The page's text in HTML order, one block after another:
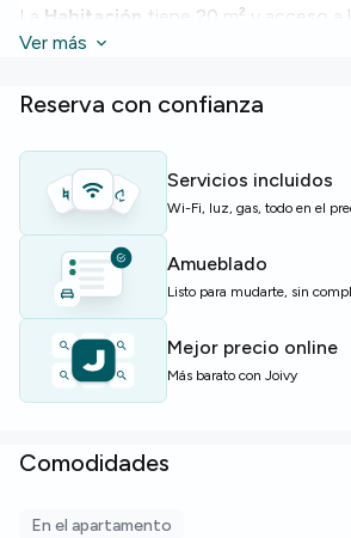
La Habitación tiene 20 m² y acceso a
dispone de baño, Wi‑Fi, lavadora,
pensadas para quienes estudian o
Perfecta para estudiantes y jóvenes
quieren un espacio bien equipado
Plazas limitadas — solicita información
Ver más
Reserva con confianza
Servicios incluidos
Wi-Fi, luz, gas, todo en el
Amueblado
Listo para mudarte, sin
Mejor precio online
Más barato con Joivy
Comodidades
En el apartamento